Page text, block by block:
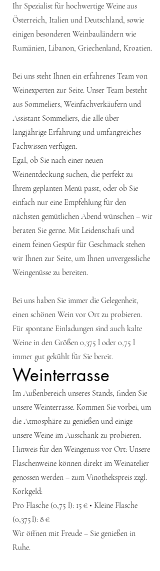
Ihr Spezialist für hochwertige Weine aus
Österreich, Italien und Deutschland, sowie
einigen besonderen Weinbauländern wie
Rumänien, Libanon, Griechenland, Kroatien.
Bei uns steht Ihnen ein erfahrenes Team von
Weinexperten zur Seite. Unser Team besteht
aus Sommeliers, Weinfachverkäufern und
Assistant Sommeliers, die alle über
langjährige Erfahrung und umfangreiches
Fachwissen verfügen.
Egal, ob Sie nach einer neuen
Weinentdeckung suchen, die perfekt zu
Ihrem geplanten Menü passt, oder ob Sie
einfach nur eine Empfehlung für den
nächsten gemütlichen Abend wünschen – wir
beraten Sie gerne. Mit Leidenschaft und
einem feinen Gespür für Geschmack stehen
wir Ihnen zur Seite, um Ihnen unvergessliche
Weingenüsse zu bereiten.
Bei uns haben Sie immer die Gelegenheit,
einen schönen Wein vor Ort zu probieren.
Für spontane Einladungen sind auch kalte
Weine in den Größen 0,375 l oder 0,75 l
immer gut gekühlt für Sie bereit.
Weinterrasse
Im Außenbereich unseres Stands, finden Sie
unsere Weinterrasse. Kommen Sie vorbei, um
die Atmosphäre zu genießen und einige
unsere Weine im Ausschank zu probieren.
Hinweis für den Weingenuss vor Ort: Unsere
Flaschenweine können direkt im Weinatelier
genossen werden – zum Vinothekspreis zzgl.
Korkgeld:
Pro Flasche (0,75 l): 15 € • Kleine Flasche
(0,375 l): 8 €
Wir öffnen mit Freude – Sie genießen in
Ruhe.